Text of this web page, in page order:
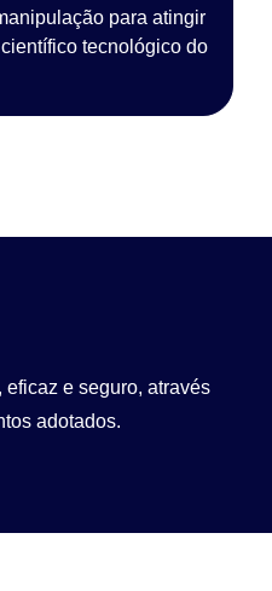
para atingir
tecnológico do
e seguro, através
adotados.